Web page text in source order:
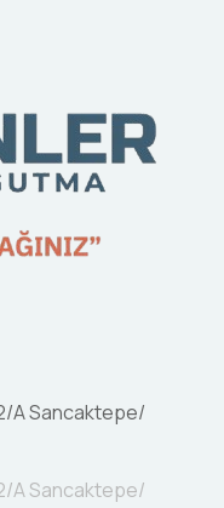
A Sancaktepe/
A Sancaktepe/